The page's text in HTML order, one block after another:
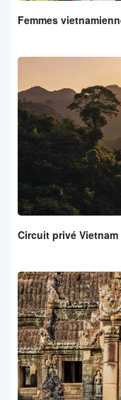
Femmes
Circuit privé Vietnam